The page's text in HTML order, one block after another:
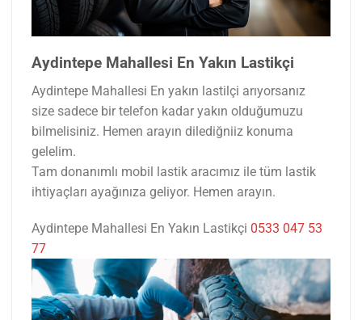
Aydintepe Mahallesi En Yakın Lastikçi
Aydintepe Mahallesi En yakın lastilçi arıyorsanız
size sadece bir telefon kadar yakın olduğumuzu
bilmelisiniz. Hemen arayın dilediğniiz konuma
gelelim.
Tam donanımlı mobil lastik aracımız ile tüm lastik
ihtiyaçları ayağınıza geliyor. Hemen arayın.
Aydintepe Mahallesi En Yakın Lastikçi 0533 047 53
77